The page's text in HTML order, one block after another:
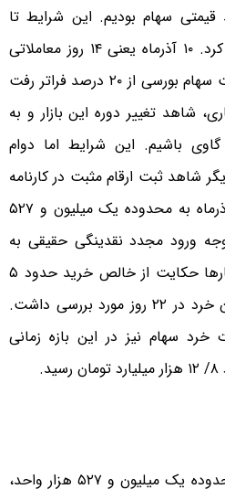
سهام بودیم. این شرایط تا
حدودی سهامداران را امیدوار کرد. ۱۰ آذرماه یعنی ۱۴ روز معاملاتی
بعد، میزان رشد میانگین قیمت سهام بورسی از ۲۰ درصد فراتر رفت
شاهد تغییر دوره این بازار و به
باشیم. این شرایط اما دوام
و تنها ۸ روز دیگر شاهد ثبت ارقام مثبت در کارنامه
این بازار بودیم. شاخص ۲۲ آذرماه به محدوده یک میلیون و ۵۲۷
ورود مجدد نقدینگی حقیقی به
این بازار بود؛ به طوری که آمارها حکایت از خالص خرید حدود ۵
هزار میلیارد تومانی سهامداران خرد در ۲۲ روز مورد بررسی داشت.
خرد سهام نیز در این بازه زمانی
شاخص سهام با رسیدن به محدوده یک میلیون و ۵۲۷ هزار واحد،